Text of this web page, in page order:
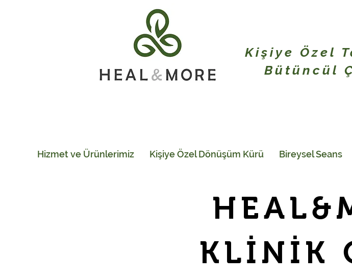
Kişiye Özel
Bütüncül
Hizmet ve Ürünlerimiz Kişiye Özel Dönüşüm Kürü Bireysel Seans
KLİNİK